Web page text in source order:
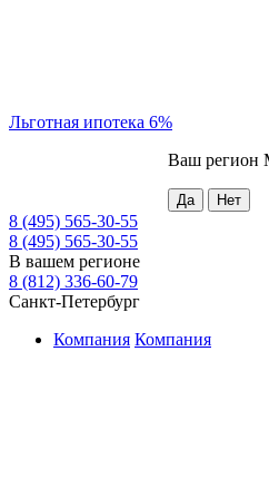
Льготная ипотека 6%
Ваш регион
8 (495) 565-30-55
8 (495) 565-30-55
В вашем регионе
8 (812) 336-60-79
Санкт-Петербург
Компания Компания